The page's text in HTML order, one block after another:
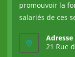
promouvoir la
salariés de ces
Adresse
21 Rue